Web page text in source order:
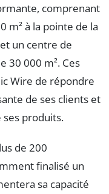
comprenant
m² à la pointe de la
un centre de
30 000 m². Ces
Wire de répondre
de ses clients et
ses produits.
de 200
finalisé un
sa capacité